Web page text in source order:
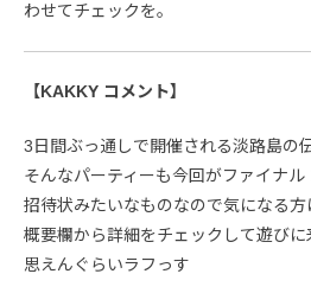
わせてチェックを。
【KAKKY コメント】
3日間ぶっ通しで開催される淡路島の
そんなパーティーも今回がファイナル
招待状みたいなものなので気になる
概要欄から詳細をチェックして遊び
思えんぐらいラフっす